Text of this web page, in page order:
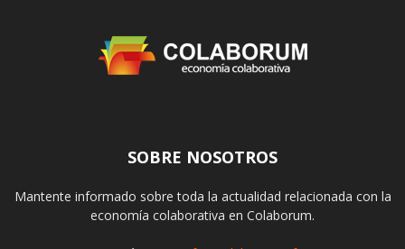
SOBRE NOSOTROS
Mantente informado sobre toda la actualidad relacionada con la
economía colaborativa en Colaborum.